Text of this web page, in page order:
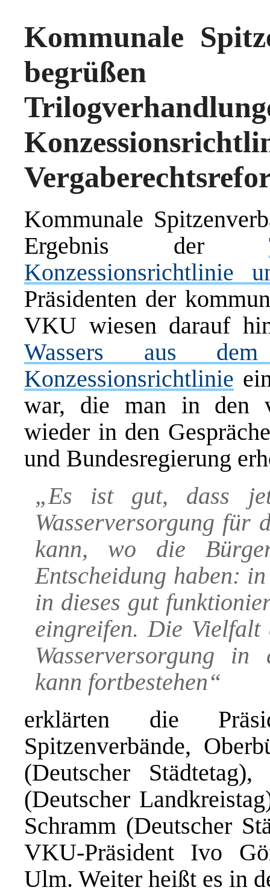
Kommunale
begrüßen
Kommunale
Ergebnis der
Konzessionsrichtlinie
Präsidenten der
VKU wiesen darauf
Wassers aus dem
Konzessionsrichtlinie
war, die man in den
wieder in den
und Bundesregierung
„Es ist gut, dass
Wasserversorgung für
kann, wo die
Entscheidung haben:
in dieses gut
eingreifen. Die Vielfalt
Wasserversorgung
kann fortbestehen“
erklärten die
Spitzenverbände,
(Deutscher
(Deutscher
Schramm (Deutscher
VKU-Präsident Ivo
Ulm. Weiter heißt es in